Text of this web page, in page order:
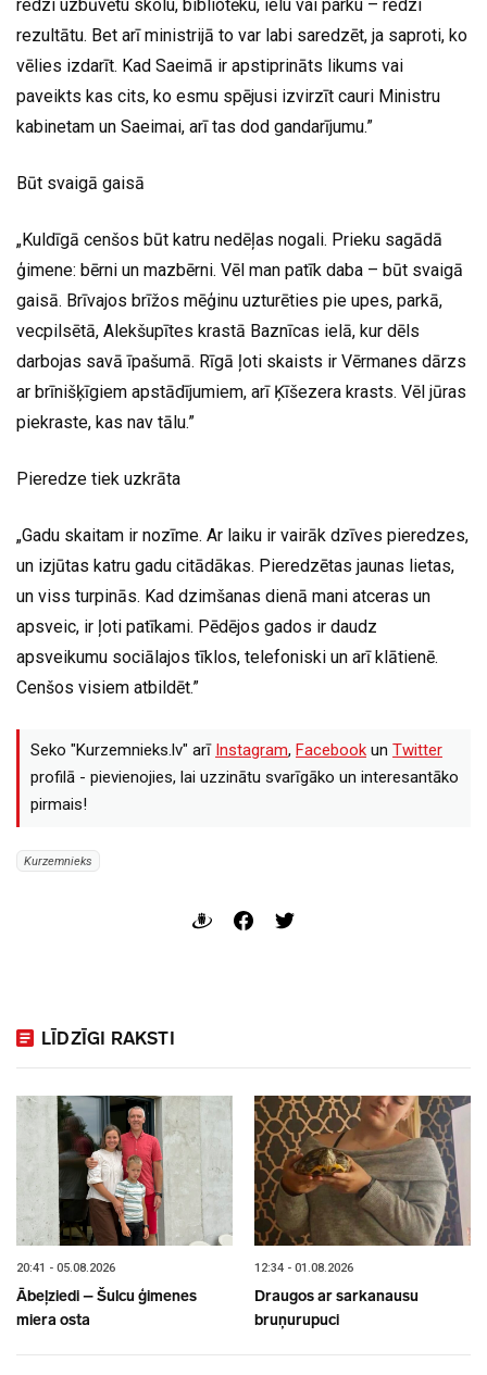
redzi uzbūvētu skolu, bibliotēku, ielu vai parku – redzi
rezultātu. Bet arī ministrijā to var labi saredzēt, ja saproti, ko
vēlies izdarīt. Kad Saeimā ir apstiprināts likums vai
paveikts kas cits, ko esmu spējusi izvirzīt cauri Ministru
kabinetam un Saeimai, arī tas dod gandarījumu.”
Būt svaigā gaisā
„Kuldīgā cenšos būt katru nedēļas nogali. Prieku sagādā
ģimene: bērni un mazbērni. Vēl man patīk daba – būt svaigā
gaisā. Brīvajos brīžos mēģinu uzturēties pie upes, parkā,
vecpilsētā, Alekšupītes krastā Baznīcas ielā, kur dēls
darbojas savā īpašumā. Rīgā ļoti skaists ir Vērmanes dārzs
ar brīnišķīgiem apstādījumiem, arī Ķīšezera krasts. Vēl jūras
piekraste, kas nav tālu.”
Pieredze tiek uzkrāta
„Gadu skaitam ir nozīme. Ar laiku ir vairāk dzīves pieredzes,
un izjūtas katru gadu citādākas. Pieredzētas jaunas lietas,
un viss turpinās. Kad dzimšanas dienā mani atceras un
apsveic, ir ļoti patīkami. Pēdējos gados ir daudz
apsveikumu sociālajos tīklos, telefoniski un arī klātienē.
Cenšos visiem atbildēt.”
Seko "Kurzemnieks.lv" arī Instagram, Facebook un Twitter
profilā - pievienojies, lai uzzinātu svarīgāko un interesantāko
pirmais!
Kurzemnieks
LĪDZĪGI RAKSTI
20:41 - 05.08.2026
Ābeļziedi – Šulcu ģimenes
miera osta
12:34 - 01.08.2026
Draugos ar sarkanausu
bruņurupuci